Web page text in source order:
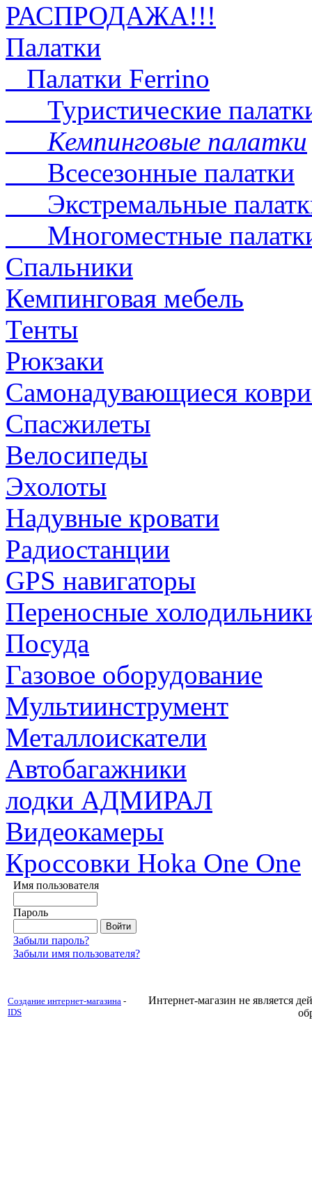
РАСПРОДАЖА!!!
Палатки
Палатки Ferrino
Туристические
Кемпинговые палатки
Всесезонные палатки
Экстремальные
Многоместные
Спальники
Кемпинговая мебель
Тенты
Рюкзаки
Самонадувающиеся
Спасжилеты
Велосипеды
Эхолоты
Надувные кровати
Радиостанции
GPS навигаторы
Переносные
Посуда
Газовое оборудование
Мультиинструмент
Металлоискатели
Автобагажники
лодки АДМИРАЛ
Видеокамеры
Кроссовки Hoka One One
Имя пользователя
Пароль
Забыли пароль?
Забыли имя пользователя?
Создание интернет-магазина -
IDS
Интернет-магазин не является